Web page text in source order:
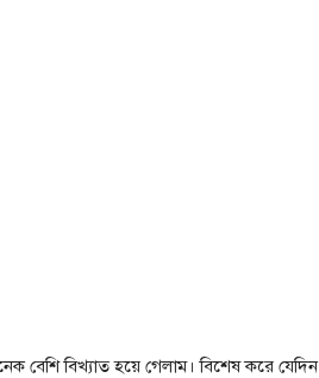
বেশি বিখ্যাত হয়ে গেলাম। বিশেষ করে যেদিন